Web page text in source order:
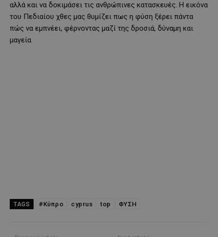
αλλά και να δοκιμάσει τις ανθρώπινες κατασκευές. Η εικόνα
του Πεδιαίου χθες μας θυμίζει πως η φύση ξέρει πάντα
πώς να εμπνέει, φέρνοντας μαζί της δροσιά, δύναμη και
μαγεία.
TAGS #Κύπρο cyprus top ΦΥΣΗ